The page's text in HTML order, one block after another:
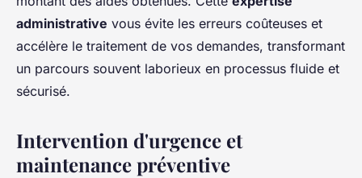
administrative vous évite les erreurs coûteuses et
accélère le traitement de vos demandes, transformant
un parcours souvent laborieux en processus fluide et
sécurisé.
Intervention d'urgence et
maintenance préventive